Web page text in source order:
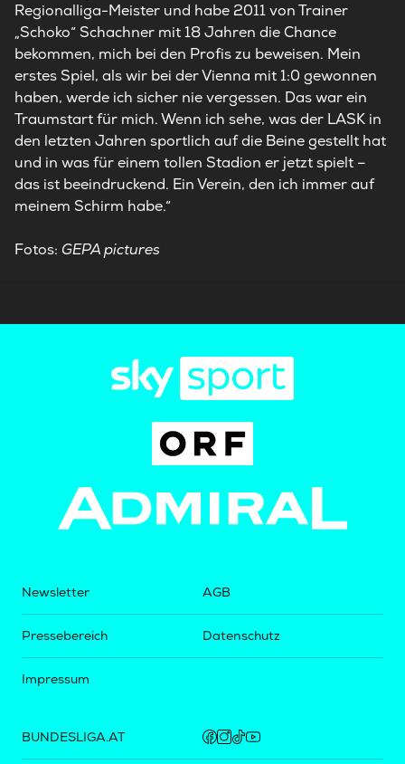
Regionalliga-Meister und habe 2011 von Trainer
„Schoko“ Schachner mit 18 Jahren die Chance
bekommen, mich bei den Profis zu beweisen. Mein
erstes Spiel, als wir bei der Vienna mit 1:0 gewonnen
haben, werde ich sicher nie vergessen. Das war ein
Traumstart für mich. Wenn ich sehe, was der LASK in
den letzten Jahren sportlich auf die Beine gestellt hat
und in was für einem tollen Stadion er jetzt spielt –
das ist beeindruckend. Ein Verein, den ich immer auf
meinem Schirm habe.“
Fotos: GEPA pictures
Newsletter
Pressebereich
Impressum
AGB
Datenschutz
BUNDESLIGA.AT